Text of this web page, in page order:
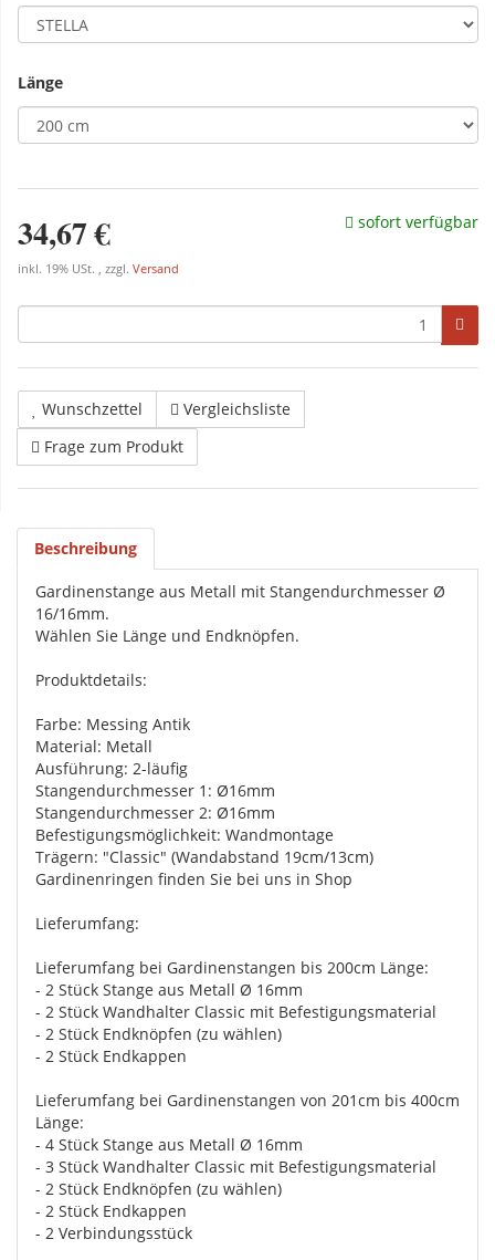
Länge
34,67 €
inkl. 19% USt. , zzgl. Versand
sofort verfügbar
Wunschzettel
Vergleichsliste
Frage zum Produkt
Beschreibung
Gardinenstange aus Metall mit Stangendurchmesser Ø
16/16mm.
Wählen Sie Länge und Endknöpfen.
Produktdetails:
Farbe: Messing Antik
Material: Metall
Ausführung: 2-läufig
Stangendurchmesser 1: Ø16mm
Stangendurchmesser 2: Ø16mm
Befestigungsmöglichkeit: Wandmontage
Trägern: "Classic" (Wandabstand 19cm/13cm)
Gardinenringen finden Sie bei uns in Shop
Lieferumfang:
Lieferumfang bei Gardinenstangen bis 200cm Länge:
- 2 Stück Stange aus Metall Ø 16mm
- 2 Stück Wandhalter Classic mit Befestigungsmaterial
- 2 Stück Endknöpfen (zu wählen)
- 2 Stück Endkappen
Lieferumfang bei Gardinenstangen von 201cm bis 400cm
Länge:
- 4 Stück Stange aus Metall Ø 16mm
- 3 Stück Wandhalter Classic mit Befestigungsmaterial
- 2 Stück Endknöpfen (zu wählen)
- 2 Stück Endkappen
- 2 Verbindungsstück